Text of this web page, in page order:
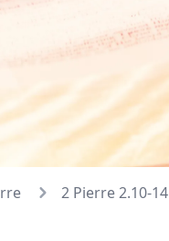
2 Pierre 2.10-14